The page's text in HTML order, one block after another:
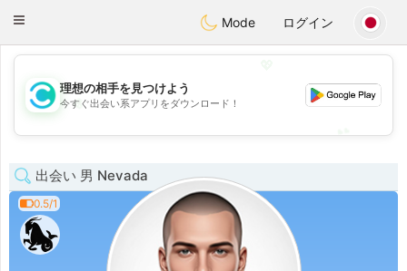
olombiaCitas
Toggle
Mode ログイン
💖
💕
理想の相手を見つけよう
今すぐ出会い系アプリをダウンロード！
出会い 男 Nevada
0.5/1